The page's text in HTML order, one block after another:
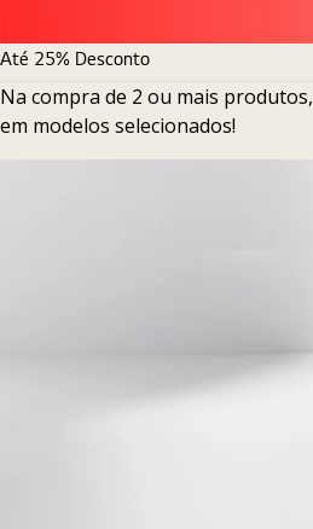
Até 25% Desconto
Na compra de 2 ou mais produtos,
em modelos selecionados!